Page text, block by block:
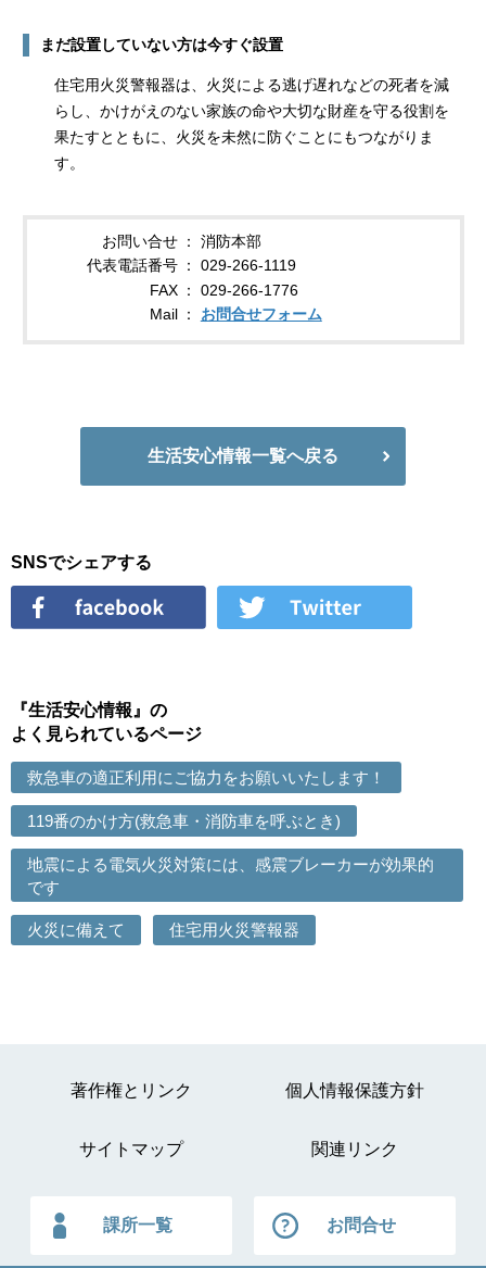
まだ設置していない方は今すぐ設置
住宅用火災警報器は、火災による逃げ遅れなどの死者を減
らし、かけがえのない家族の命や大切な財産を守る役割を
果たすとともに、火災を未然に防ぐことにもつながりま
す。
お問い合せ
消防本部
代表電話番号
029-266-1119
FAX
029-266-1776
Mail
お問合せフォーム
生活安心情報一覧へ戻る
SNSでシェアする
『生活安心情報』の
よく見られているページ
救急車の適正利用にご協力をお願いいたします！
119番のかけ方(救急車・消防車を呼ぶとき)
地震による電気火災対策には、感震ブレーカーが効果的
です
火災に備えて 住宅用火災警報器
著作権とリンク 個人情報保護方針
サイトマップ 関連リンク
課所一覧 お問合せ